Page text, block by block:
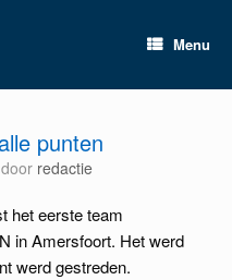
Menu
punten
door redactie
het eerste team
in Amersfoort. Het werd
werd gestreden.